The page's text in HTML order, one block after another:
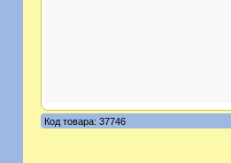
Код товара: 37746